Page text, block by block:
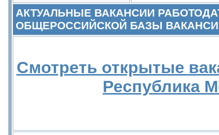
АКТУАЛЬНЫЕ ВАКАНСИИ
ОБЩЕРОССИЙСКОЙ БАЗЫ
Смотреть открытые
Республика